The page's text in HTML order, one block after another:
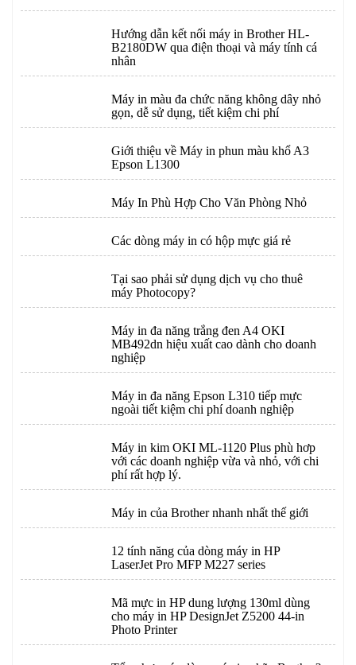
Hướng dẫn kết nối máy in Brother HL-
B2180DW qua điện thoại và máy tính cá
nhân
Máy in màu đa chức năng không dây nhỏ
gọn, dễ sử dụng, tiết kiệm chi phí
Giới thiệu về Máy in phun màu khổ A3
Epson L1300
Máy In Phù Hợp Cho Văn Phòng Nhỏ
Các dòng máy in có hộp mực giá rẻ
Tại sao phải sử dụng dịch vụ cho thuê
máy Photocopy?
Máy in đa năng trắng đen A4 OKI
MB492dn hiệu xuất cao dành cho doanh
nghiệp
Máy in đa năng Epson L310 tiếp mực
ngoài tiết kiệm chi phí doanh nghiệp
Máy in kim OKI ML-1120 Plus phù hơp
với các doanh nghiệp vừa và nhỏ, với chi
phí rất hợp lý.
Máy in của Brother nhanh nhất thế giới
12 tính năng của dòng máy in HP
LaserJet Pro MFP M227 series
Mã mực in HP dung lượng 130ml dùng
cho máy in HP DesignJet Z5200 44-in
Photo Printer